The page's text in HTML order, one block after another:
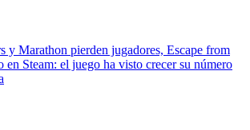
y Marathon pierden jugadores, Escape from
en Steam: el juego ha visto crecer su número